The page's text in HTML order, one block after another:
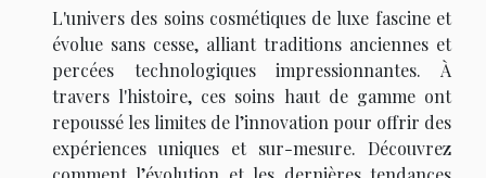
L'univers des soins cosmétiques de luxe fascine et
évolue sans cesse, alliant traditions anciennes et
percées technologiques impressionnantes. À
travers l'histoire, ces soins haut de gamme ont
repoussé les limites de l’innovation pour offrir des
expériences uniques et sur-mesure. Découvrez